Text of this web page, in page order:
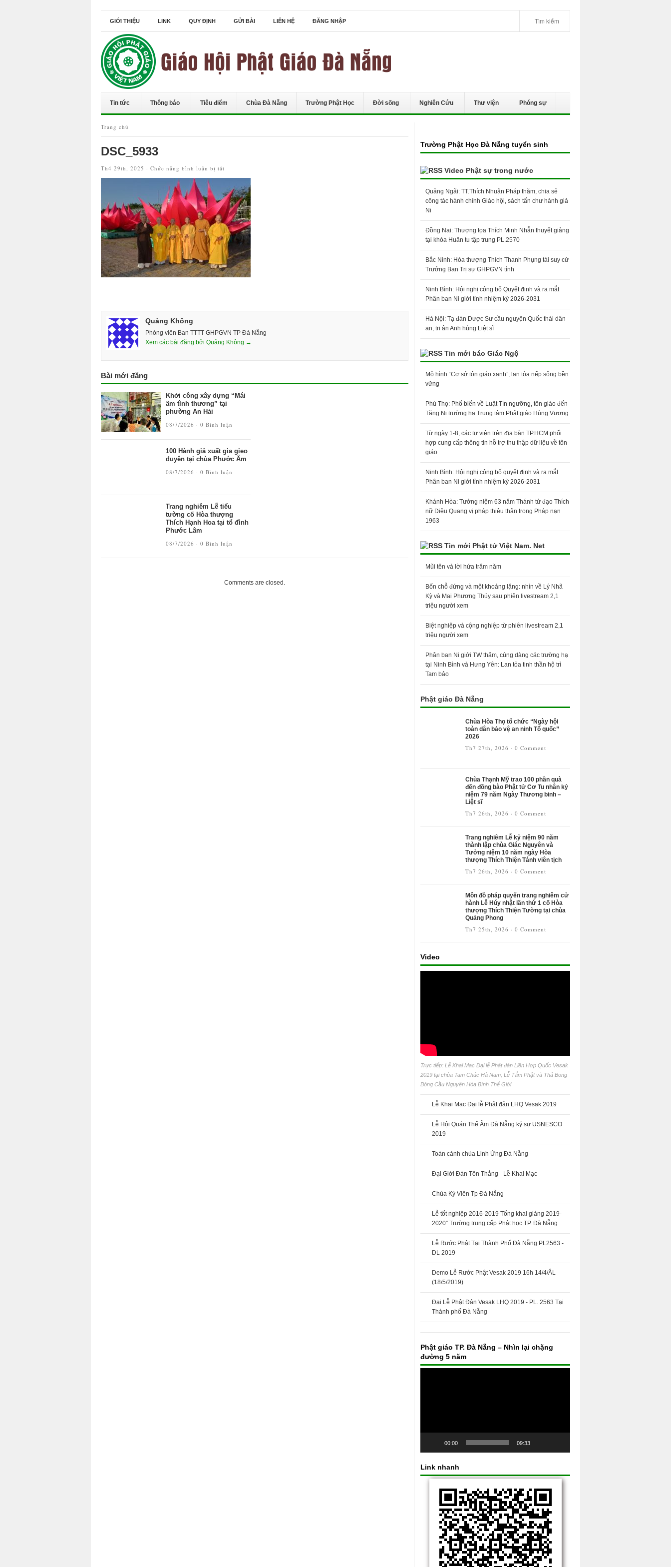
GIỚI THIỆU LINK QUY ĐỊNH GỬI BÀI LIÊN HỆ ĐĂNG NHẬP
Tin tức Thông báo Tiêu điểm Chùa Đà Nẵng Trường Phật Học Đời sống Nghiên Cứu Thư viện Phóng sự
Trang chủ
DSC_5933
Th4 29th, 2025 · Chức năng bình luận bị tắt
DSC_5933
Quảng Không
Phóng viên Ban TTTT GHPGVN TP Đà Nẵng
Xem các bài đăng bởi Quảng Không →
Bài mới đăng
Khởi công xây dựng “Mái
ấm tình thương” tại
phường An Hải
08/7/2026 · 0 Bình luận
100 Hành giả xuất gia gieo
duyên tại chùa Phước Ấm
08/7/2026 · 0 Bình luận
Trang nghiêm Lễ tiểu
tường cố Hòa thượng
Thích Hạnh Hoa tại tổ đình
Phước Lâm
08/7/2026 · 0 Bình luận
Comments are closed.
Trường Phật Học Đà Nẵng tuyển sinh
Video Phật sự trong nước
Quảng Ngãi: TT.Thích Nhuận Pháp thăm, chia sẻ
công tác hành chính Giáo hội, sách tấn chư hành giả
Ni
Đồng Nai: Thượng tọa Thích Minh Nhẫn thuyết giảng
tại khóa Huân tu tập trung PL.2570
Bắc Ninh: Hòa thượng Thích Thanh Phụng tái suy cử
Trưởng Ban Trị sự GHPGVN tỉnh
Ninh Bình: Hội nghị công bố Quyết định và ra mắt
Phân ban Ni giới tỉnh nhiệm kỳ 2026-2031
Hà Nội: Tạ đàn Dược Sư cầu nguyện Quốc thái dân
an, tri ân Anh hùng Liệt sĩ
Tin mới báo Giác Ngộ
Mô hình “Cơ sở tôn giáo xanh”, lan tỏa nếp sống bền
vững
Phú Thọ: Phổ biến về Luật Tín ngưỡng, tôn giáo đến
Tăng Ni trường hạ Trung tâm Phật giáo Hùng Vương
Từ ngày 1-8, các tự viện trên địa bàn TP.HCM phối
hợp cung cấp thông tin hỗ trợ thu thập dữ liệu về tôn
giáo
Ninh Bình: Hội nghị công bố quyết định và ra mắt
Phân ban Ni giới tỉnh nhiệm kỳ 2026-2031
Khánh Hòa: Tưởng niệm 63 năm Thánh tử đạo Thích
nữ Diệu Quang vị pháp thiêu thân trong Pháp nạn
1963
Tin mới Phật tử Việt Nam. Net
Mũi tên và lời hứa trăm năm
Bốn chỗ đứng và một khoảng lặng: nhìn về Lý Nhã
Kỳ và Mai Phương Thúy sau phiên livestream 2,1
triệu người xem
Biệt nghiệp và cộng nghiệp từ phiên livestream 2,1
triệu người xem
Phân ban Ni giới TW thăm, cúng dàng các trường hạ
tại Ninh Bình và Hưng Yên: Lan tỏa tinh thần hộ trì
Tam bảo
Phật giáo Đà Nẵng
Chùa Hòa Thọ tổ chức “Ngày hội
toàn dân bảo vệ an ninh Tổ quốc”
2026
Th7 27th, 2026 · 0 Comment
Chùa Thạnh Mỹ trao 100 phần quà
đến đồng bào Phật tử Cơ Tu nhân kỷ
niệm 79 năm Ngày Thương binh –
Liệt sĩ
Th7 26th, 2026 · 0 Comment
Trang nghiêm Lễ kỷ niệm 90 năm
thành lập chùa Giác Nguyên và
Tưởng niệm 10 năm ngày Hòa
thượng Thích Thiện Tánh viên tịch
Th7 26th, 2026 · 0 Comment
Môn đồ pháp quyến trang nghiêm cử
hành Lễ Húy nhật lần thứ 1 cố Hòa
thượng Thích Thiện Tường tại chùa
Quảng Phong
Th7 25th, 2026 · 0 Comment
Video
Trực tiếp: Lễ Khai Mạc Đại lễ Phật đản Liên Hợp Quốc Vesak
2019 tại chùa Tam Chúc Hà Nam, Lễ Tắm Phật và Thả Bong
Bóng Cầu Nguyện Hòa Bình Thế Giới
Lễ Khai Mạc Đại lễ Phật đản LHQ Vesak 2019
Lễ Hội Quán Thế Âm Đà Nẵng ký sự USNESCO
2019
Toàn cảnh chùa Linh Ứng Đà Nẵng
Đại Giới Đàn Tôn Thắng - Lễ Khai Mạc
Chùa Kỳ Viên Tp Đà Nẵng
Lễ tốt nghiệp 2016-2019 Tổng khai giảng 2019-
2020” Trường trung cấp Phật học TP. Đà Nẵng
Lễ Rước Phật Tại Thành Phố Đà Nẵng PL2563 -
DL 2019
Demo Lễ Rước Phật Vesak 2019 16h 14/4/ÂL
(18/5/2019)
Đại Lễ Phật Đản Vesak LHQ 2019 - PL. 2563 Tại
Thành phố Đà Nẵng
Phật giáo TP. Đà Nẵng – Nhìn lại chặng
đường 5 năm
00:00 09:33
Link nhanh